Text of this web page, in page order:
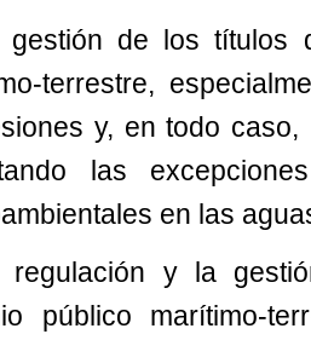
de los títulos
terrestre,
y, en todo
las
en las
y la
público marítimo-